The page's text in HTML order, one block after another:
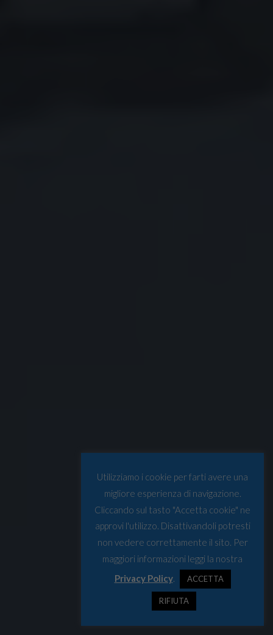
Utilizziamo i cookie per farti avere una
migliore esperienza di navigazione.
Cliccando sul tasto "Accetta cookie" ne
approvi l'utilizzo. Disattivandoli potresti
non vedere correttamente il sito. Per
maggiori informazioni leggi la nostra
Privacy Policy. ACCETTA
RIFIUTA